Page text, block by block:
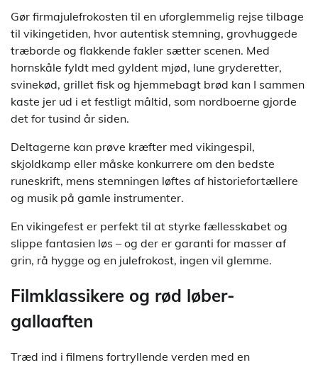
Gør firmajulefrokosten til en uforglemmelig rejse tilbage
til vikingetiden, hvor autentisk stemning, grovhuggede
træborde og flakkende fakler sætter scenen. Med
hornskåle fyldt med gyldent mjød, lune gryderetter,
svinekød, grillet fisk og hjemmebagt brød kan I sammen
kaste jer ud i et festligt måltid, som nordboerne gjorde
det for tusind år siden.
Deltagerne kan prøve kræfter med vikingespil,
skjoldkamp eller måske konkurrere om den bedste
runeskrift, mens stemningen løftes af historiefortællere
og musik på gamle instrumenter.
En vikingefest er perfekt til at styrke fællesskabet og
slippe fantasien løs – og der er garanti for masser af
grin, rå hygge og en julefrokost, ingen vil glemme.
Filmklassikere og rød løber-
gallaaften
Træd ind i filmens fortryllende verden med en